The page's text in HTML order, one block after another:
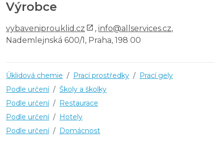
Výrobce
vybaveniprouklid.cz , info@allservices.cz,
Nademlejnská 600/1, Praha, 198 00
Úklidová chemie / Prací prostředky / Prací gely
Podle určení / Školy a školky
Podle určení / Restaurace
Podle určení / Hotely
Podle určení / Domácnost